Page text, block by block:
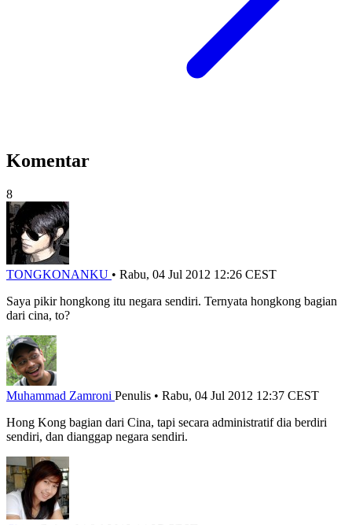
Komentar
8
TONGKONANKU • Rabu, 04 Jul 2012 12:26 CEST
Saya pikir hongkong itu negara sendiri. Ternyata hongkong bagian
dari cina, to?
Muhammad Zamroni Penulis • Rabu, 04 Jul 2012 12:37 CEST
Hong Kong bagian dari Cina, tapi secara administratif dia berdiri
sendiri, dan dianggap negara sendiri.